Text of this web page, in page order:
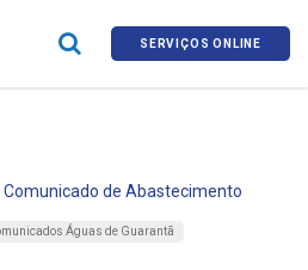
SERVIÇOS ONLINE
de Abastecimento
Águas de Guarantã